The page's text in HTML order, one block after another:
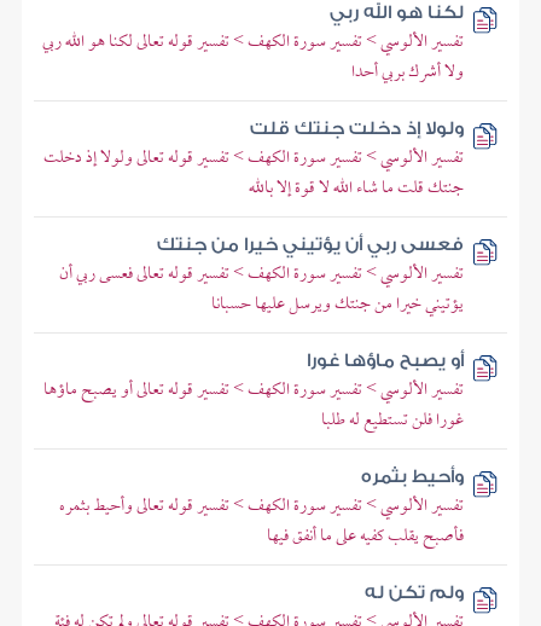
لكنا هو الله ربي
تفسير الألوسي > تفسير سورة الكهف > تفسير قوله تعالى لكنا هو الله ربي
ولا أشرك بربي أحدا
ولولا إذ دخلت جنتك قلت
تفسير الألوسي > تفسير سورة الكهف > تفسير قوله تعالى ولولا إذ دخلت
جنتك قلت ما شاء الله لا قوة إلا بالله
فعسى ربي أن يؤتيني خيرا من جنتك
تفسير الألوسي > تفسير سورة الكهف > تفسير قوله تعالى فعسى ربي أن
يؤتيني خيرا من جنتك ويرسل عليها حسبانا
أو يصبح ماؤها غورا
تفسير الألوسي > تفسير سورة الكهف > تفسير قوله تعالى أو يصبح ماؤها
غورا فلن تستطيع له طلبا
وأحيط بثمره
تفسير الألوسي > تفسير سورة الكهف > تفسير قوله تعالى وأحيط بثمره
فأصبح يقلب كفيه على ما أنفق فيها
ولم تكن له